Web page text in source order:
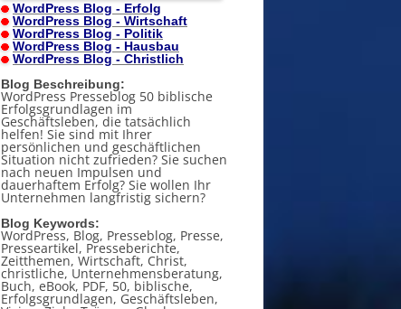
WordPress Blog - Erfolg
WordPress Blog - Wirtschaft
WordPress Blog - Politik
WordPress Blog - Hausbau
WordPress Blog - Christlich
Blog Beschreibung:
WordPress Presseblog 50 biblische
Erfolgsgrundlagen im
Geschäftsleben, die tatsächlich
helfen! Sie sind mit Ihrer
persönlichen und geschäftlichen
Situation nicht zufrieden? Sie suchen
nach neuen Impulsen und
dauerhaftem Erfolg? Sie wollen Ihr
Unternehmen langfristig sichern?
Blog Keywords:
WordPress, Blog, Presseblog, Presse,
Presseartikel, Presseberichte,
Zeitthemen, Wirtschaft, Christ,
christliche, Unternehmensberatung,
Buch, eBook, PDF, 50, biblische,
Erfolgsgrundlagen, Geschäftsleben,